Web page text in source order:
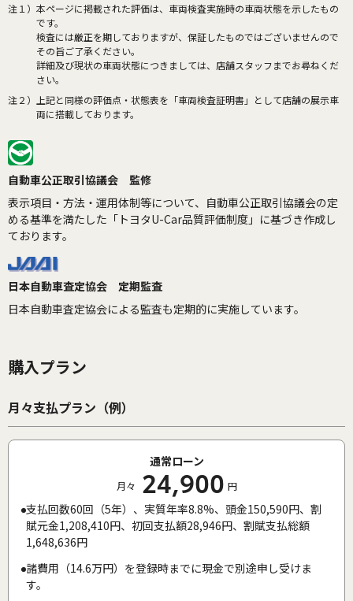
注１） 本ページに掲載された評価は、車両検査実施時の車両状態を示したもの
です。
検査には厳正を期しておりますが、保証したものではございませんので
その旨ご了承ください。
詳細及び現状の車両状態につきましては、店舗スタッフまでお尋ねくだ
さい。
注２）
上記と同様の評価点・状態表を「車両検査証明書」として店舗の展示車
両に搭載しております。
自動車公正取引協議会 監修
表示項目・方法・運用体制等について、自動車公正取引協議会の定
める基準を満たした「トヨタU-Car品質評価制度」に基づき作成し
ております。
日本自動車査定協会 定期監査
日本自動車査定協会による監査も定期的に実施しています。
購入プラン
月々支払プラン（例）
通常ローン
月々 24,900 円
支払回数60回（5年）、実質年率8.8%、頭金150,590円、割
賦元金1,208,410円、初回支払額28,946円、割賦支払総額
1,648,636円
諸費用（14.6万円）を登録時までに現金で別途申し受けま
す。